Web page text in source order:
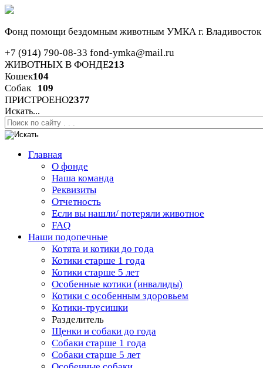
Фонд помощи бездомным животным УМКА г. Владивосток
+7 (914) 790-08-33 fond-ymka@mail.ru
ЖИВОТНЫХ В ФОНДЕ213
Кошек104
Собак
109
ПРИСТРОЕНО2377
Искать...
Главная
О фонде
Наша команда
Реквизиты
Отчетность
Если вы нашли/ потеряли животное
FAQ
Наши подопечные
Котята и котики до года
Котики старше 1 года
Котики старше 5 лет
Особенные котики (инвалиды)
Котики с особенным здоровьем
Котики-трусишки
Разделитель
Щенки и собаки до года
Собаки старше 1 года
Собаки старше 5 лет